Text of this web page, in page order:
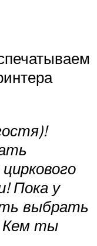
Пока у
выбрать
Кем ты